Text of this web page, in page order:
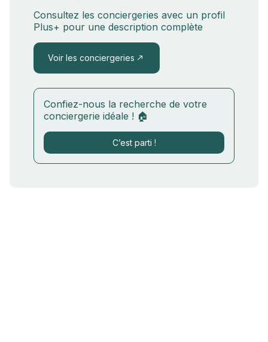
Consultez les conciergeries avec un profil
Plus+ pour une description complète
Voir les conciergeries
Confiez-nous la recherche de votre
conciergerie idéale ! 🏠
C’est parti !